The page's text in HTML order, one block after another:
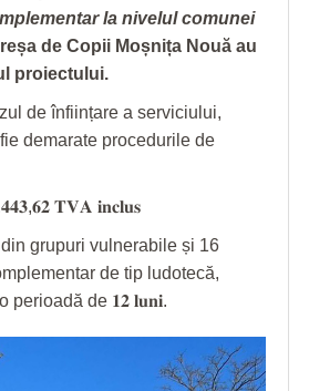
la nivelul comunei
de Copii Moșnița Nouă au
proiectului.
de înființare a serviciului,
demarate procedurile de
𝐓𝐕𝐀 𝐢𝐧𝐜𝐥𝐮𝐬
din grupuri vulnerabile și 16
de tip ludotecă,
de 𝟏𝟐 𝐥𝐮𝐧𝐢.